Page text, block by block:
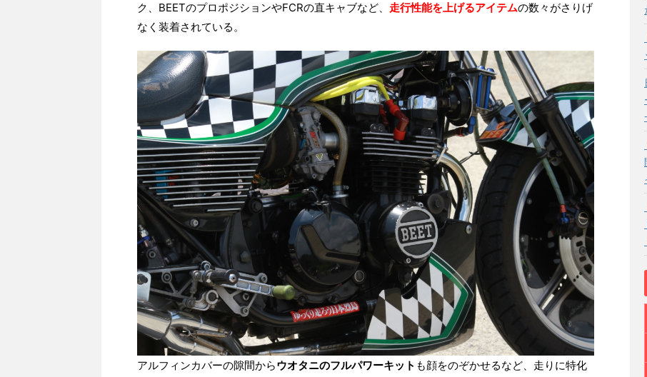
ク、BEETのプロポジションやFCRの直キャブなど、 走行性能を上げるアイテムの数々がさりげ
なく装着されている。
アルフィンカバーの隙間からウオタニのフルパワーキット も顔をのぞかせるなど、走りに特化